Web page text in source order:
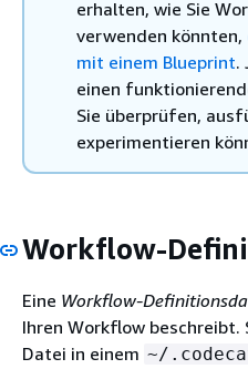
erhalten, wie Sie
verwenden könnten,
mit einem Blueprint.
einen
Sie überprüfen,
experimentieren
Workflow-
Eine Workflow-
Ihren Workflow
Datei in einem ~/